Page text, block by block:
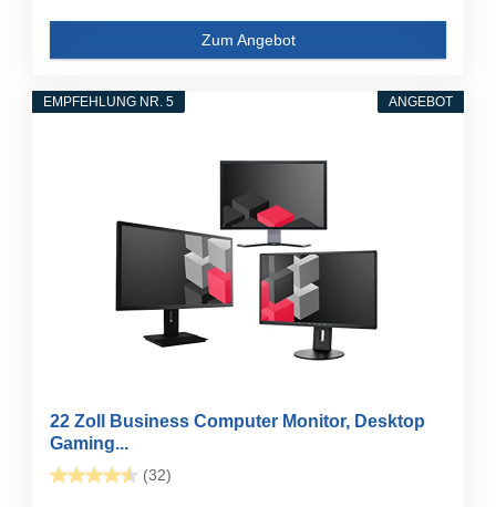
Zum Angebot
ANGEBOT
EMPFEHLUNG NR. 5
22 Zoll Business Computer Monitor, Desktop
Gaming...
(32)